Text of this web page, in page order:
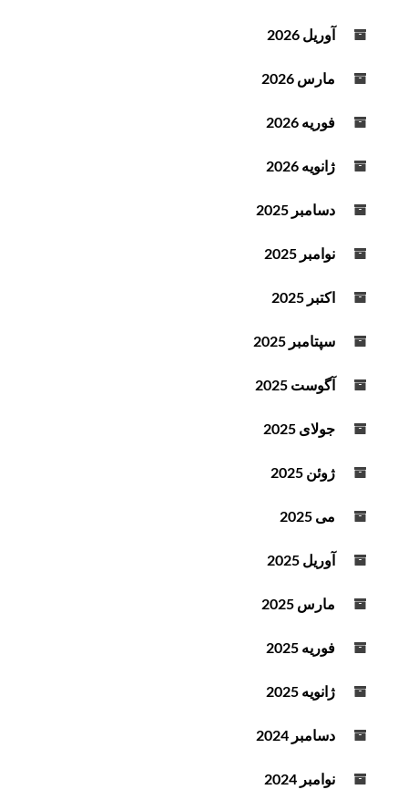
آوریل 2026
مارس 2026
فوریه 2026
ژانویه 2026
دسامبر 2025
نوامبر 2025
اکتبر 2025
سپتامبر 2025
آگوست 2025
جولای 2025
ژوئن 2025
می 2025
آوریل 2025
مارس 2025
فوریه 2025
ژانویه 2025
دسامبر 2024
نوامبر 2024